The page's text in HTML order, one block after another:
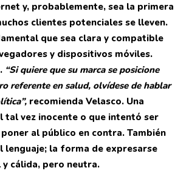
y, probablemente, sea la primera
clientes potenciales se lleven.
que sea clara y compatible
y dispositivos móviles.
“Si quiere que su marca se posicione
referente en salud, olvídese de hablar
recomienda Velasco. Una
tal vez inocente o que intentó ser
al público en contra. También
lenguaje; la forma de expresarse
cálida, pero neutra.